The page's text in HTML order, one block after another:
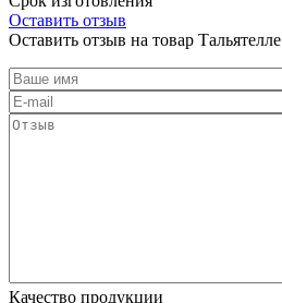
Оставить отзыв
Оставить отзыв на товар Тальятелле
Качество продукции